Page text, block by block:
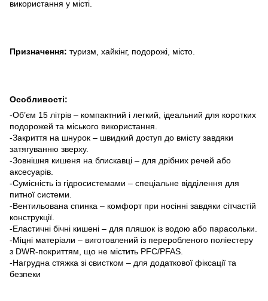
використання у місті.
Призначення: туризм, хайкінг, подорожі, місто.
Особливості:
-Об’єм 15 літрів – компактний і легкий, ідеальний для коротких
подорожей та міського використання.
-Закриття на шнурок – швидкий доступ до вмісту завдяки
затягуванню зверху.
-Зовнішня кишеня на блискавці – для дрібних речей або
аксесуарів.
-Сумісність із гідросистемами – спеціальне відділення для
питної системи.
-Вентильована спинка – комфорт при носінні завдяки сітчастій
конструкції.
-Еластичні бічні кишені – для пляшок із водою або парасольки.
-Міцні матеріали – виготовлений із переробленого поліестеру
з DWR-покриттям, що не містить PFC/PFAS.
-Нагрудна стяжка зі свистком – для додаткової фіксації та
безпеки